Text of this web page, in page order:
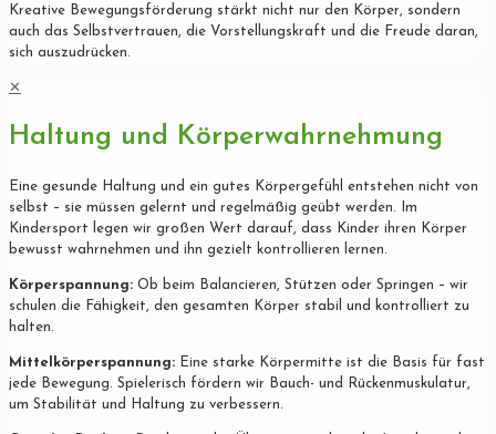
Kreative Bewegungsförderung stärkt nicht nur den Körper, sondern
auch das Selbstvertrauen, die Vorstellungskraft und die Freude daran,
sich auszudrücken.
✕
Haltung und Körperwahrnehmung
Eine gesunde Haltung und ein gutes Körpergefühl entstehen nicht von
selbst – sie müssen gelernt und regelmäßig geübt werden. Im
Kindersport legen wir großen Wert darauf, dass Kinder ihren Körper
bewusst wahrnehmen und ihn gezielt kontrollieren lernen.
Körperspannung: Ob beim Balancieren, Stützen oder Springen – wir
schulen die Fähigkeit, den gesamten Körper stabil und kontrolliert zu
halten.
Mittelkörperspannung: Eine starke Körpermitte ist die Basis für fast
jede Bewegung. Spielerisch fördern wir Bauch- und Rückenmuskulatur,
um Stabilität und Haltung zu verbessern.